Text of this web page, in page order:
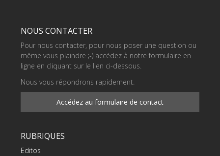
NOUS CONTACTER
Pour nous contacter, pour nous poser une question ou
même vous plaindre ;-) accédez à notre formulaire en
ligne en cliquant sur le lien ci-dessous.
Nous vous répondrons rapidement.
Accédez au formulaire de contact
RUBRIQUES
Editos